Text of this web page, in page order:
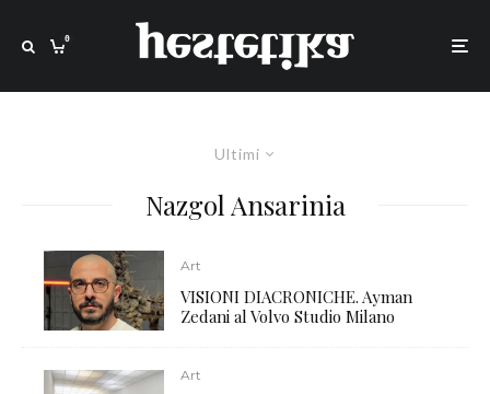
0
Ultimi
Nazgol Ansarinia
Art
VISIONI DIACRONICHE. Ayman
Zedani al Volvo Studio Milano
Art